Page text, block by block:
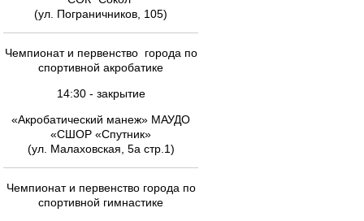
(ул. Пограничников, 105)
Чемпионат и первенство города по
спортивной акробатике
14:30 - закрытие
«Акробатический манеж» МАУДО
«СШОР «Спутник»
(ул. Малаховская, 5а стр.1)
Чемпионат и первенство города по
спортивной гимнастике